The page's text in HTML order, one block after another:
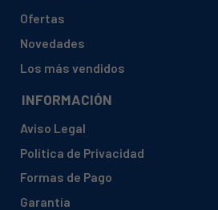
Ofertas
Novedades
Los más vendidos
INFORMACIÓN
Aviso Legal
Política de Privacidad
Formas de Pago
Garantía